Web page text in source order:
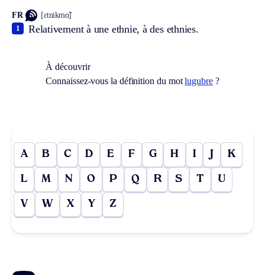
FR [ɛtnikmɑ̃]
Relativement à une ethnie, à des ethnies.
1
À découvrir
Connaissez-vous la définition du motlugubre?
A B C D E F G H I J K
L M N O P Q R S T U
V W X Y Z